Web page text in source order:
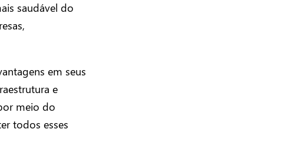
saudável do
em seus
e
meio do
todos esses